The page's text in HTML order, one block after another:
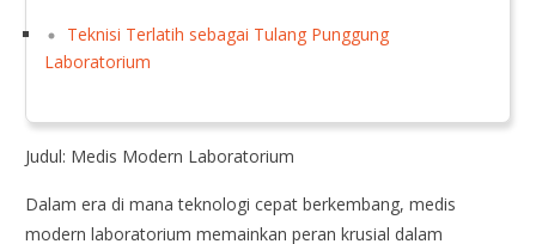
Teknisi Terlatih sebagai Tulang Punggung
Laboratorium
Judul: Medis Modern Laboratorium
Dalam era di mana teknologi cepat berkembang, medis
modern laboratorium memainkan peran krusial dalam